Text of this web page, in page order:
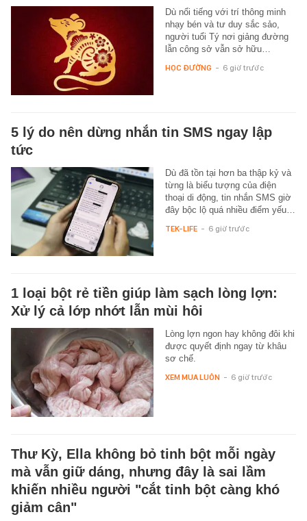
Dù nổi tiếng với trí thông minh
nhạy bén và tư duy sắc sảo,
người tuổi Tý nơi giảng đường
lẫn công sở vẫn sở hữu…
HỌC ĐƯỜNG - 6 giờ trước
5 lý do nên dừng nhắn tin SMS ngay lập
tức
Dù đã tồn tại hơn ba thập kỷ và
từng là biểu tượng của điện
thoại di động, tin nhắn SMS giờ
đây bộc lộ quá nhiều điểm yếu…
TEK-LIFE - 6 giờ trước
1 loại bột rẻ tiền giúp làm sạch lòng lợn:
Xử lý cả lớp nhớt lẫn mùi hôi
Lòng lợn ngon hay không đôi khi
được quyết định ngay từ khâu
sơ chế.
XEM MUA LUÔN - 6 giờ trước
Thư Kỳ, Ella không bỏ tinh bột mỗi ngày
mà vẫn giữ dáng, nhưng đây là sai lầm
khiến nhiều người "cắt tinh bột càng khó
giảm cân"